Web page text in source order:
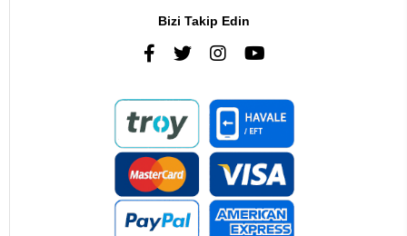
Bizi Takip Edin